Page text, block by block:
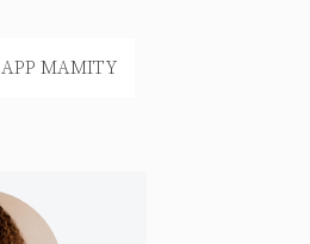
APP MAMITY